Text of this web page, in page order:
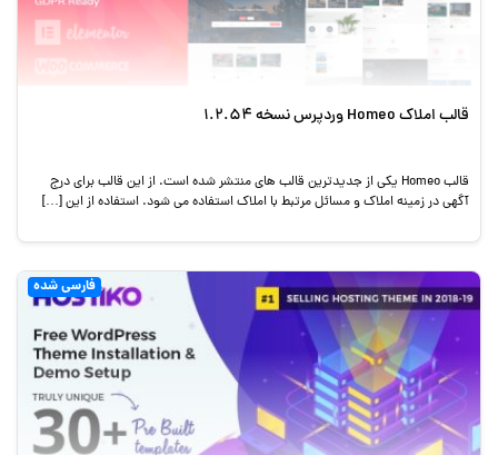
قالب املاک Homeo وردپرس نسخه 1.2.54
قالب Homeo یکی از جدیدترین قالب های منتشر شده است. از این قالب برای درج
آگهی در زمینه املاک و مسائل مرتبط با املاک استفاده می شود. استفاده از این […]
فارسی شده